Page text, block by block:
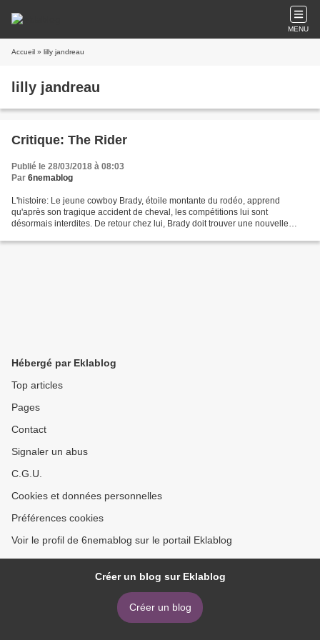
MENU
Accueil » lilly jandreau
lilly jandreau
Critique: The Rider
Publié le 28/03/2018 à 08:03
Par 6nemablog
L'histoire: Le jeune cowboy Brady, étoile montante du rodéo, apprend
qu'après son tragique accident de cheval, les compétitions lui sont
désormais interdites. De retour chez lui, Brady doit trouver une nouvelle
Hébergé par Eklablog
Top articles
Pages
Contact
Signaler un abus
C.G.U.
Cookies et données personnelles
Préférences cookies
Voir le profil de 6nemablog sur le portail Eklablog
Créer un blog sur Eklablog
Créer un blog